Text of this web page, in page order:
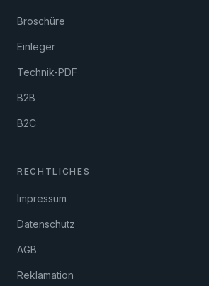
Broschüre
Einleger
Technik-PDF
B2B
B2C
RECHTLICHES
Impressum
Datenschutz
AGB
Reklamation